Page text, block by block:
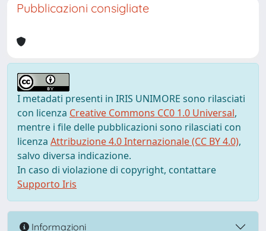
Pubblicazioni consigliate
I metadati presenti in IRIS UNIMORE sono rilasciati
con licenza Creative Commons CC0 1.0 Universal,
mentre i file delle pubblicazioni sono rilasciati con
licenza Attribuzione 4.0 Internazionale (CC BY 4.0),
salvo diversa indicazione.
In caso di violazione di copyright, contattare
Supporto Iris
Informazioni